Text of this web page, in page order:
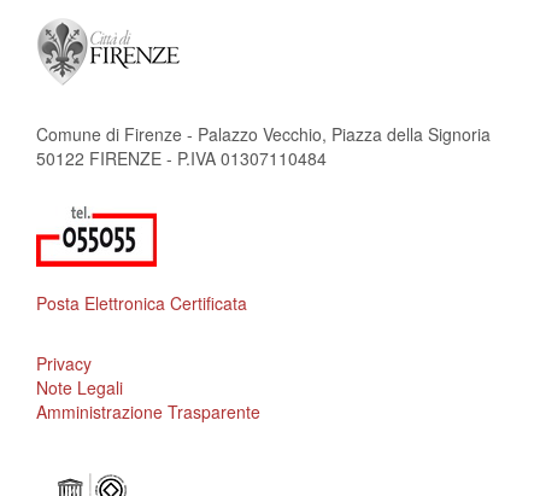
Comune di Firenze - Palazzo Vecchio, Piazza della Signoria
50122 FIRENZE - P.IVA 01307110484
Posta Elettronica Certificata
Privacy
Note Legali
Amministrazione Trasparente